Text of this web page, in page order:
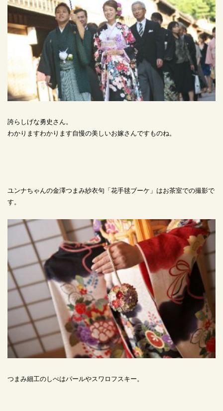
誇らしげな勇史さん。
わかりますわかります自慢の美しいお嫁さんですものね。
ユンナちゃんの金澤つまみ紗衣句「花手毬ブーケ」はお茶室での撮影で
す。
つまみ細工のしべはパールやスワロフスキー。